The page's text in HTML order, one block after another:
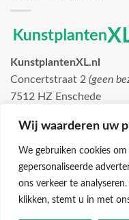
Wij waarderen uw
We gebruiken cookies
gepersonaliseerde
ons verkeer te
klikken, stemt u in met
KunstplantenXL.nl
Concertstraat 2 (geen
7512 HZ Enschede